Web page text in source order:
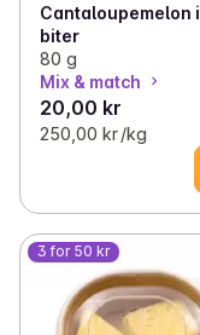
Cantaloupemelon i
biter
80 g
Mix & match
20,00 kr
250,00 kr /kg
3 for 50 kr